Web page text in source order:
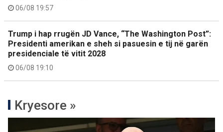
06/08 19:57
Trump i hap rrugën JD Vance, “The Washington Post”:
Presidenti amerikan e sheh si pasuesin e tij në garën
presidenciale të vitit 2028
06/08 19:10
Kryesore »